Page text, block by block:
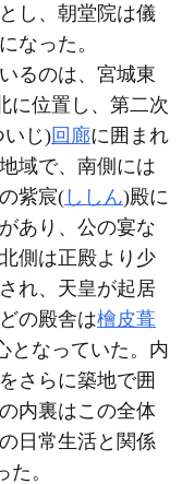
し、朝堂院は儀
なった。
るのは、宮城東
位置し、第二次
いじ)回廊に囲まれ
域で、南側には
紫宸( ししん)殿に
あり、公の宴な
側は正殿より少
れ、天皇が起居
の殿舎は檜皮葺
となっていた。内
さらに築地で囲
内裏はこの全体
日常生活と関係
。